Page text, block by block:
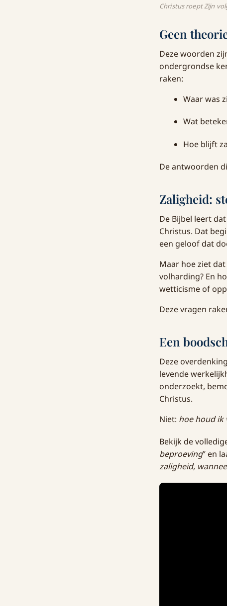
Christus roept Zijn
Geen
Deze woorden
ondergrondse
raken:
Waar was
Wat
Hoe blijft
De antwoorden
Zaligheid:
De Bijbel leert
Christus. Dat
een geloof dat
Maar hoe ziet
volharding? En
wetticisme of
Deze vragen
Een
Deze
levende
onderzoekt,
Christus.
Niet: hoe houd ik
Bekijk de
beproeving” en
zaligheid,